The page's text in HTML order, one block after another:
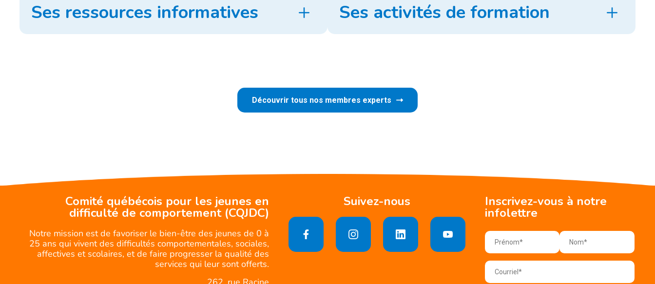
Ses ressources informatives Ses activités de formation
Découvrir tous nos membres experts
Comité québécois pour les jeunes en
difficulté de comportement (CQJDC)
Notre mission est de favoriser le bien-être des jeunes de 0 à
25 ans qui vivent des difficultés comportementales, sociales,
affectives et scolaires, et de faire progresser la qualité des
services qui leur sont offerts.
Suivez-nous Inscrivez-vous à notre
infolettre